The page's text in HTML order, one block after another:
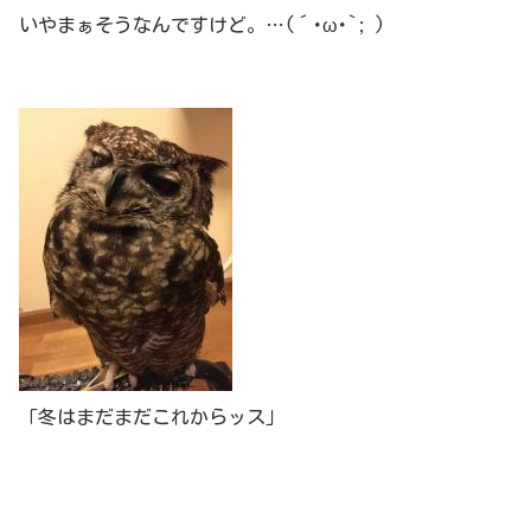
いやまぁそうなんですけど。…(´･ω･`; )
「冬はまだまだこれからッス」